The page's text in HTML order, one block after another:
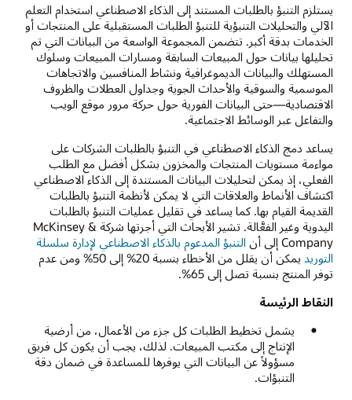
يستلزم التنبؤ بالطلبات المستند إلى الذكاء الاصطناعي استخدام التعلم
الآلي والتحليلات التنبؤية للتنبؤ الطلبات المستقبلية على المنتجات أو
الخدمات بدقة أكبر. تتضمن المجموعة الواسعة من البيانات التي تم
تحليلها بيانات حول المبيعات السابقة ومسارات المبيعات وسلوك
المستهلك والبيانات الديموغرافية ونشاط المنافسين والاتجاهات
الموسمية والسوقية والأحداث الجوية وجداول العطلات والظروف
الاقتصادية—حتى البيانات الفورية حول حركة مرور موقع الويب
والتفاعل عبر الوسائط الاجتماعية.
يساعد دمج الذكاء الاصطناعي في التنبؤ بالطلبات الشركات على
مواءمة مستويات المنتجات والمخزون بشكل أفضل مع الطلب
الفعلي، إذ يمكن لتحليلات البيانات المستندة إلى الذكاء الاصطناعي
اكتشاف الأنماط والعلاقات التي لا يمكن لأنظمة التنبؤ بالطلبات
القديمة القيام بها. كما يساعد في تقليل عمليات التنبؤ بالطلبات
اليدوية وغير الفعَّالة. تشير الأبحاث التي أجرتها شركة McKinsey &
Company إلى أن
التنبؤ المدعوم بالذكاء الاصطناعي لإدارة سلسلة
التوريد
يمكن أن يقلل من الأخطاء بنسبة 20% إلى 50% ومن عدم
توفر المنتج بنسبة تصل إلى 65%.
النقاط الرئيسة
يشمل تخطيط الطلبات كل جزء من الأعمال، من أرضية
الإنتاج إلى مكتب المبيعات. لذلك، يجب أن يكون كل فريق
مسؤولاً عن البيانات التي يوفرها للمساعدة في ضمان دقة
التنبؤات.